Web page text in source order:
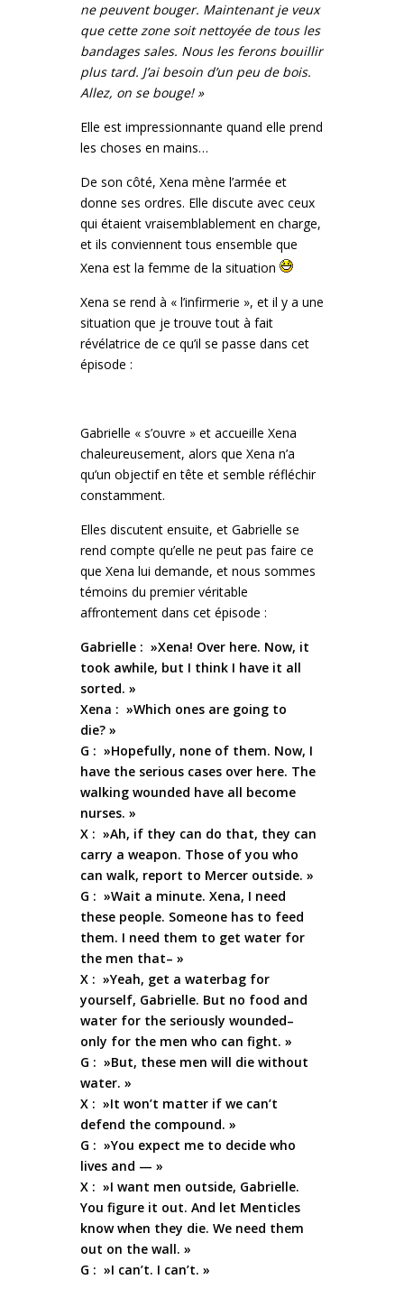
ne peuvent bouger. Maintenant je veux
que cette zone soit nettoyée de tous les
bandages sales. Nous les ferons bouillir
plus tard. J’ai besoin d’un peu de bois.
Allez, on se bouge! »
Elle est impressionnante quand elle prend
les choses en mains…
De son côté, Xena mène l’armée et
donne ses ordres. Elle discute avec ceux
qui étaient vraisemblablement en charge,
et ils conviennent tous ensemble que
Xena est la femme de la situation
Xena se rend à « l’infirmerie », et il y a une
situation que je trouve tout à fait
révélatrice de ce qu’il se passe dans cet
épisode :
Gabrielle « s’ouvre » et accueille Xena
chaleureusement, alors que Xena n’a
qu’un objectif en tête et semble réfléchir
constamment.
Elles discutent ensuite, et Gabrielle se
rend compte qu’elle ne peut pas faire ce
que Xena lui demande, et nous sommes
témoins du premier véritable
affrontement dans cet épisode :
Gabrielle : »Xena! Over here. Now, it
took awhile, but I think I have it all
sorted. »
Xena : »Which ones are going to
die? »
G : »Hopefully, none of them. Now, I
have the serious cases over here. The
walking wounded have all become
nurses. »
X : »Ah, if they can do that, they can
carry a weapon. Those of you who
can walk, report to Mercer outside. »
G : »Wait a minute. Xena, I need
these people. Someone has to feed
them. I need them to get water for
the men that– »
X : »Yeah, get a waterbag for
yourself, Gabrielle. But no food and
water for the seriously wounded–
only for the men who can fight. »
G : »But, these men will die without
water. »
X : »It won’t matter if we can’t
defend the compound. »
G : »You expect me to decide who
lives and — »
X : »I want men outside, Gabrielle.
You figure it out. And let Menticles
know when they die. We need them
out on the wall. »
G : »I can’t. I can’t. »